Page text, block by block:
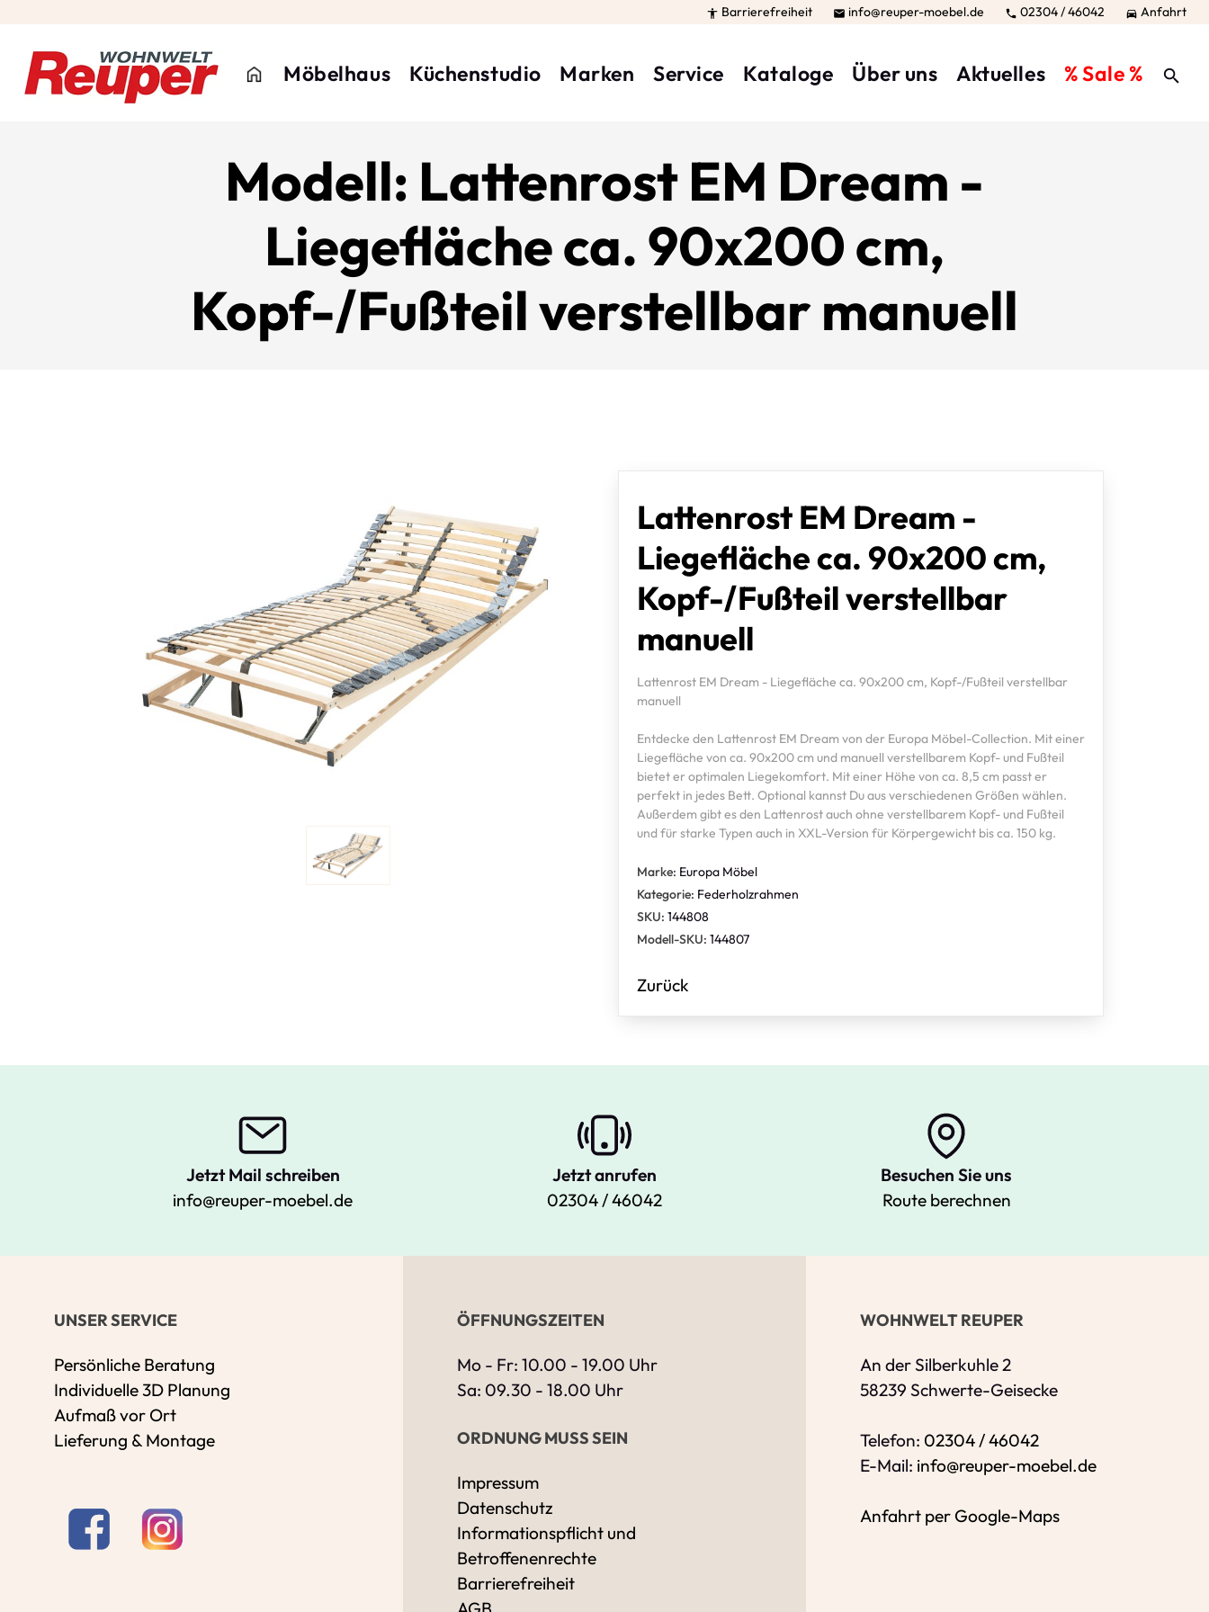
 Barrierefreiheit  info@reuper-moebel.de  02304 / 46042  Anfahrt
Möbelhaus Küchenstudio Marken Service Kataloge Über uns Aktuelles % Sale %
Modell: Lattenrost EM Dream -
Liegefläche ca. 90x200 cm,
Kopf-/Fußteil verstellbar manuell
Lattenrost EM Dream -
Liegefläche ca. 90x200 cm,
Kopf-/Fußteil verstellbar
manuell
Lattenrost EM Dream - Liegefläche ca. 90x200 cm, Kopf-/Fußteil verstellbar
manuell
Entdecke den Lattenrost EM Dream von der Europa Möbel-Collection. Mit einer
Liegefläche von ca. 90x200 cm und manuell verstellbarem Kopf- und Fußteil
bietet er optimalen Liegekomfort. Mit einer Höhe von ca. 8,5 cm passt er
perfekt in jedes Bett. Optional kannst Du aus verschiedenen Größen wählen.
Außerdem gibt es den Lattenrost auch ohne verstellbarem Kopf- und Fußteil
und für starke Typen auch in XXL-Version für Körpergewicht bis ca. 150 kg.
Marke: Europa Möbel
Kategorie: Federholzrahmen
SKU: 144808
Modell-SKU: 144807
Zurück
Jetzt Mail schreiben
info@reuper-moebel.de
Jetzt anrufen
02304 / 46042
Besuchen Sie uns
Route berechnen
UNSER SERVICE
Persönliche Beratung
Individuelle 3D Planung
Aufmaß vor Ort
Lieferung & Montage
ÖFFNUNGSZEITEN
Mo - Fr: 10.00 - 19.00 Uhr
Sa: 09.30 - 18.00 Uhr
ORDNUNG MUSS SEIN
Impressum
Datenschutz
Informationspflicht und
Betroffenenrechte
Barrierefreiheit
WOHNWELT REUPER
An der Silberkuhle 2
58239 Schwerte-Geisecke
Telefon: 02304 / 46042
E-Mail: info@reuper-moebel.de
Anfahrt per Google-Maps
Alle mit Stern gekennzeichneten Felder
Name*
Bitte geben Sie Ihren vollständigen
Telefon*